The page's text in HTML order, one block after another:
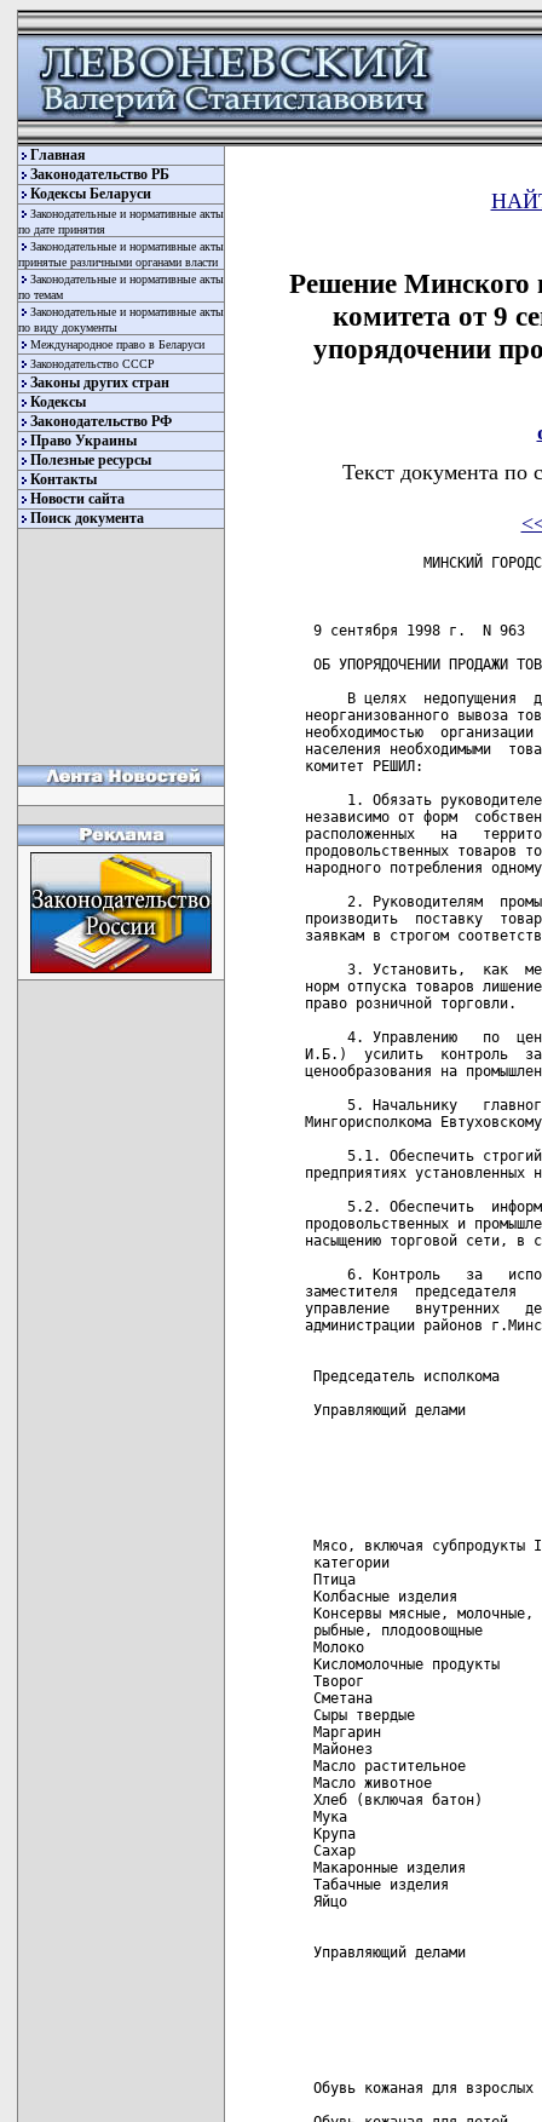
Главная
Законодательство РБ
Кодексы Беларуси
Законодательные и нормативные акты
по дате принятия
Законодательные и нормативные акты
принятые различными органами власти
Законодательные и нормативные акты
по темам
Законодательные и нормативные акты
по виду документы
Международное право в Беларуси
Законодательство СССР
Законы других стран
Кодексы
Законодательство РФ
Право Украины
Полезные ресурсы
Контакты
Новости сайта
Поиск документа
Решение Минского
комитета от 9
упорядочении
Текст документа по
МИНСКИЙ ГОРОДСКОЙ ИСПОЛНИТЕЛЬНЫЙ КОМИТЕТ

                              РЕШЕНИЕ

 9 сентября 1998 г.  N 963

 ОБ УПОРЯДОЧЕНИИ ПРОДАЖИ ТОВАРОВ В г.МИНСКЕ

     В целях  недопущения  дестабилизации  потребительского  рынка и
неорганизованного вывоза товаров за  пределы  города  и  в  связи  с
необходимостью  организации  более строгого контроля за обеспечением
населения необходимыми  товарами  Минский  городской  исполнительный
комитет РЕШИЛ:

     1. Обязать руководителей предприятий,  учреждений и организаций
независимо от форм  собственности  и  ведомственной  принадлежности,
расположенных   на   территории   г.Минска,   ввести  нормы  отпуска
продовольственных товаров только  в  расфасованном  виде  и  товаров
народного потребления одному покупателю согласно приложениям 1, 2.

     2. Руководителям  промышленных  и  оптовых  предприятий  города
производить  поставку  товаров  предприятиям  торговли  г.Минска  по
заявкам в строгом соответствии с выделенными квотами.

     3. Установить,  как  меру ответственности за нарушение вводимых
норм отпуска товаров лишение субъектов  хозяйствования  лицензий  на
право розничной торговли.

     4. Управлению   по  ценообразованию  Мингорисполкома  (Рачицкий
И.Б.)  усилить  контроль  за  соблюдением   установленного   порядка
ценообразования на промышленные товары и продукты питания.

     5. Начальнику   главного   управления   потребительского  рынка
Мингорисполкома Евтуховскому М.М.:

     5.1. Обеспечить строгий  контроль  за  соблюдением  в  торговых
предприятиях установленных норм отпуска;

     5.2. Обеспечить  информирование  населения  о  состоянии  рынка
продовольственных и промышленных товаров  и  мерах,  принимаемых  по
насыщению торговой сети, в средствах массовой информации.

     6. Контроль   за   исполнением  данного  решения  возложить  на
заместителя  председателя   горисполкома   Байдака   В.И.,   главное
управление   внутренних   дел  Мингорисполкома  (Тарлецкий  Б.К.)  и
администрации районов г.Минска.


 Председатель исполкома                                  В.В.Ермошин

 Управляющий делами                                   Л.Н.Володькина


                                               Приложение N 1
                                               к решению N 963
                                               от 9 сентября 1998 г.


 Мясо, включая субпродукты I      2 кг
 категории
 Птица                            2 шт.
 Колбасные изделия                2 кг
 Консервы мясные, молочные,       По 2 банки
 рыбные, плодоовощные
 Молоко                           2 л
 Кисломолочные продукты           2 л
 Творог                           0,5 кг
 Сметана                          0,5 кг
 Сыры твердые                     0,4 кг
 Маргарин                         2 пачки
 Майонез                          2 банки (пачки)
 Масло растительное               1 л
 Масло животное                   0,4 кг
 Хлеб (включая батон)             2 кг
 Мука                             2 кг
 Крупа                            1 кг (включая 3-х наименований)
 Сахар                            2 кг
 Макаронные изделия               2 кг
 Табачные изделия                 5 пачек
 Яйцо                             2 дес.


 Управляющий делами                                   Л.Н.Володькина


                                              Приложение N 2
                                              к решению N 963
                                              от 9  сентября 1998 г.


 Обувь кожаная для взрослых    1 пара каждого вида

 Обувь кожаная для детей       1 пара каждого вида или по количеству
                               детей согласно предъявленному
                               паспорту, учитывая возраст

 Обувь резиновая               1 пара каждого вида для детей и
                               взрослых

 Швейные меховые изделия,      1 единица каждого вида
 головные уборы для взрослых

 Швейные меховые изделия,      1 единица каждого вида или по
 головные уборы для детей      количеству детей согласно
                               предъявленному паспорту,
                               учитывая возраст

 Белье постельное              2 комплекта или 4 наволочки,
                               2 простыни, 2 пододеяльника набором

 Белье швейное (трусы,         2 единицы каждого вида
 сорочки ночные)

 Пеленки теплые, холодные      10 шт. каждого вида

 Белье ясельное                6 единиц каждого вида

 Комплекты для новорожденных   2 единицы

 Одеяла                        2 единицы каждого вида

 Одеяла детские                1 единица каждого размера или по
                               количеству детей согласно
                               предъявленному паспорту

 Белье для взрослых            1 единица каждого вида
 трикотажное

 Белье для детей               1 единица каждого вида или по
                               количеству детей согласно
                               предъявленному паспорту,
                               учитывая